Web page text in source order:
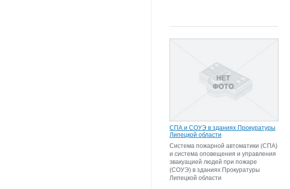
СПА и СОУЭ в зданиях Прокуратуры
Липецкой области
Система пожарной автоматики (СПА)
и система оповещения и управления
эвакуацией людей при пожаре
(СОУЭ) в зданиях Прокуратуры
Липецкой области